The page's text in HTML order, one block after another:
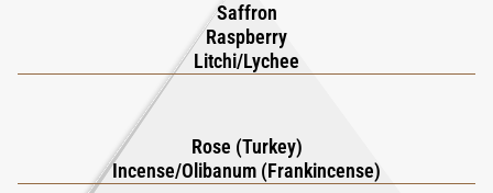
róży, spleciona z rzadką głębią oudu i sakralnym charakterem
kadzidła, tworząc luksusową, ponadczasową bazę. O
wyjątkowości The Moon przesądza nieoczekiwany akcent
dojrzałych czerwonych owoców, gdzie czerwona porzeczka i
malina wnoszą świetlistą słodycz i soczysty kolor. Te nuty
subtelnie przywołują aromat owocowej shishy, tak cenionej w
Saffron
Raspberry
Litchi/Lychee
Rose (Turkey)
Incense/Olibanum (Frankincense)